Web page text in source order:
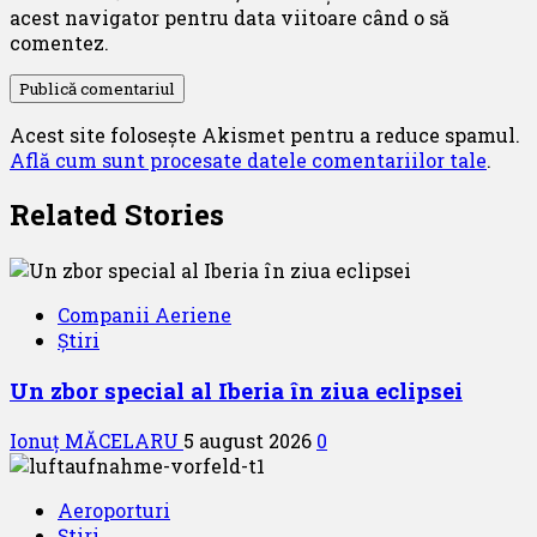
acest navigator pentru data viitoare când o să
comentez.
Acest site folosește Akismet pentru a reduce spamul.
Află cum sunt procesate datele comentariilor tale.
Related Stories
Companii Aeriene
Știri
Un zbor special al Iberia în ziua eclipsei
Ionuț MĂCELARU 5 august 2026 0
Aeroporturi